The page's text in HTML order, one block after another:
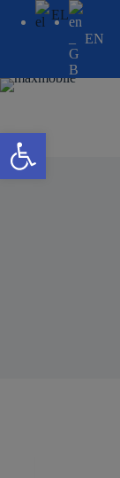
Ανοίξτε
EL
EN